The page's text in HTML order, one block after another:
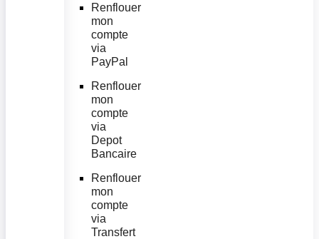
Renflouer
mon
compte
via
PayPal
Renflouer
mon
compte
via
Depot
Bancaire
Renflouer
mon
compte
via
Transfert